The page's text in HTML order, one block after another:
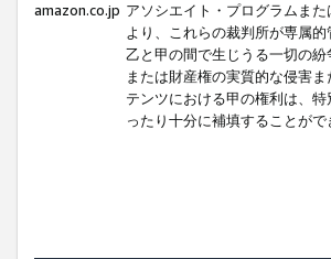
amazon.co.jp アソシエイト・プログラムま
より、これらの裁判所が専属
乙と甲の間で生じうる一切の
または財産権の実質的な侵害
テンツにおける甲の権利は、
ったり十分に補填することが